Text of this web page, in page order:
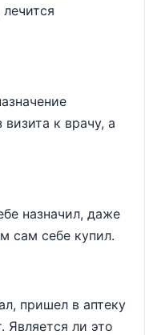
к врачу, а
назначил, даже
сам себе купил.
пришел в аптеку
Является ли это